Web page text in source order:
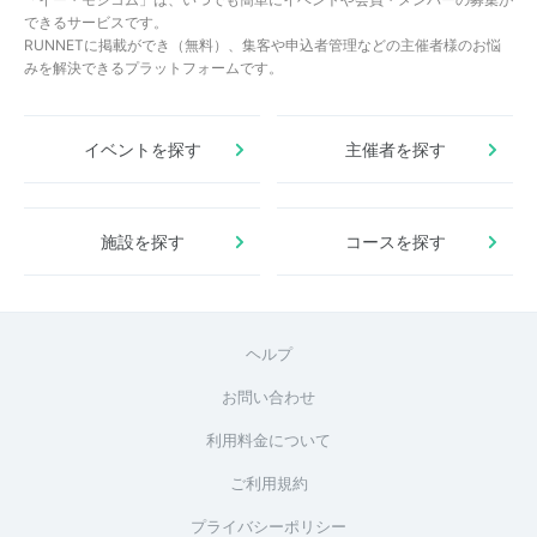
できるサービスです。
RUNNETに掲載ができ（無料）、集客や申込者管理などの主催者様のお悩
みを解決できるプラットフォームです。
イベントを探す 主催者を探す
施設を探す コースを探す
ヘルプ
お問い合わせ
利用料金について
ご利用規約
プライバシーポリシー